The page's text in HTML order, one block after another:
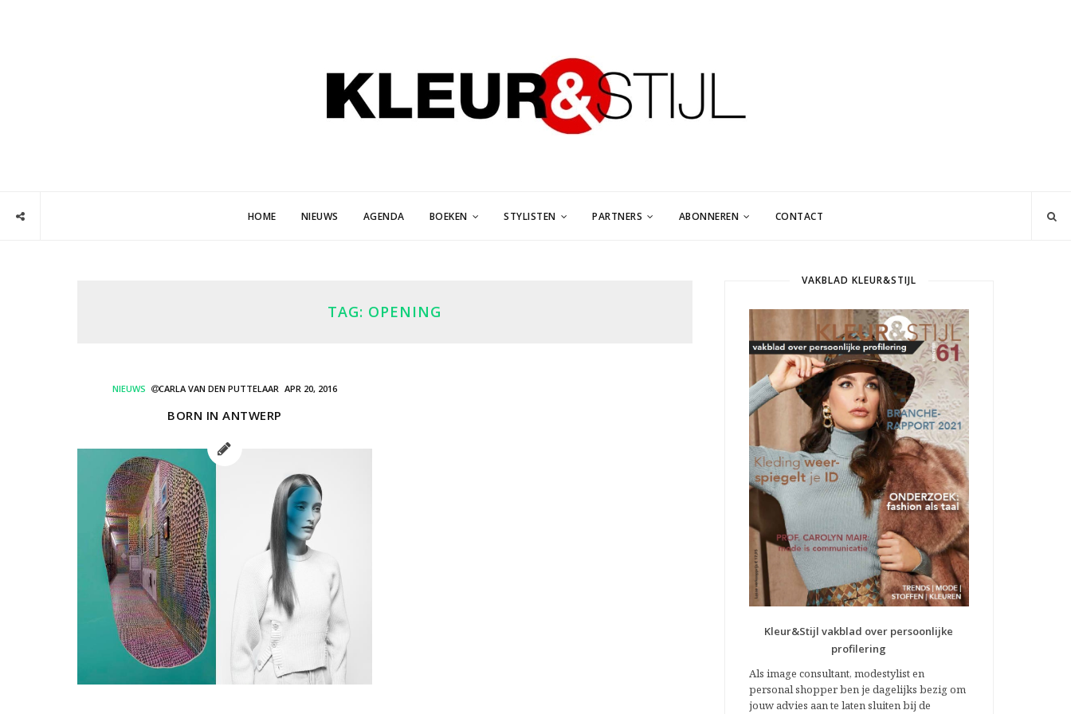
HOME NIEUWS AGENDA BOEKEN STYLISTEN PARTNERS ABONNEREN CONTACT
TAG: OPENING
NIEUWS CARLA VAN DEN PUTTELAAR APR 20, 2016
BORN IN ANTWERP
VAKBLAD KLEUR&STIJL
Kleur&Stijl vakblad over persoonlijke
profilering
Als image consultant, modestylist en
personal shopper ben je dagelijks bezig om
jouw advies aan te laten sluiten bij de